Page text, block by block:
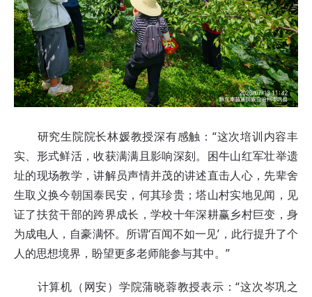
研究生院院长林媛教授深有感触：“这次培训内容丰
实、形式鲜活，收获满满且影响深刻。困牛山红军壮举遗
址的现场教学，讲解员声情并茂的讲述直击人心，先辈舍
生取义换今朝国泰民安，何其珍贵；塔山村实地见闻，见
证了扶贫干部的跨界成长，学校十年深耕赢乡村巨变，身
为成电人，自豪满怀。所谓‘百闻不如一见’，此行提升了个
人的思想境界，盼望更多老师能参与其中。”
计算机（网安）学院蒲晓蓉教授表示：“这次岑巩之